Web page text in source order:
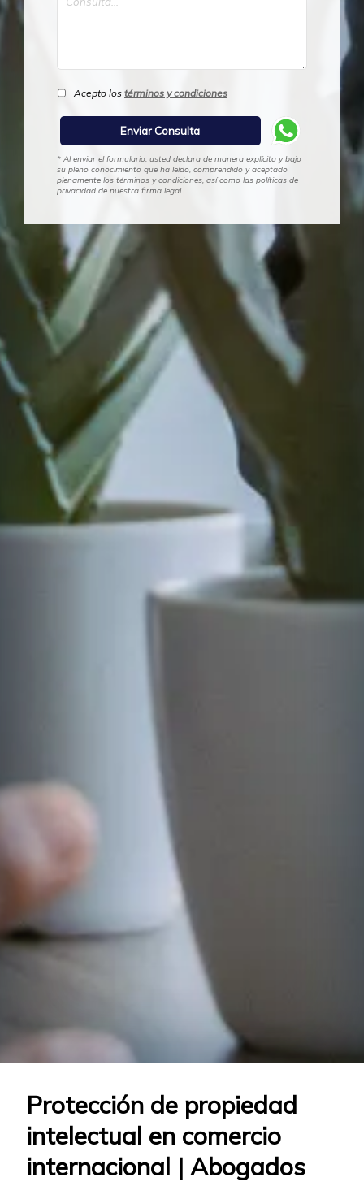
Acepto los términos y condiciones
* Al enviar el formulario, usted declara de manera explícita y bajo
su pleno conocimiento que ha leído, comprendido y aceptado
plenamente los términos y condiciones, así como las políticas de
privacidad de nuestra firma legal.
Protección de propiedad
intelectual en comercio
internacional | Abogados